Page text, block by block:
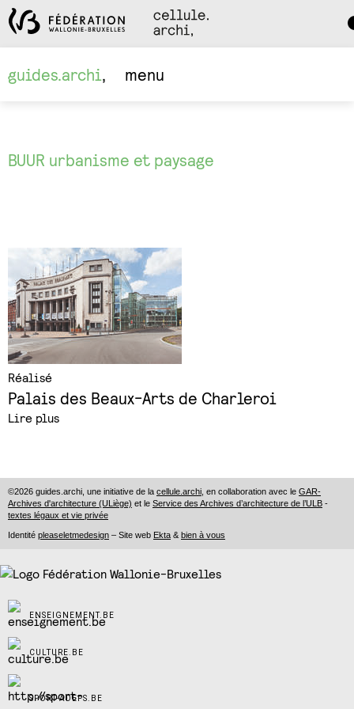
guides.archi
menu
BUUR urbanisme et paysage
Réalisé
Palais des Beaux-Arts de Charleroi
Lire plus
©2026 guides.archi, une initiative de la cellule.archi , en collaboration avec le GAR-
Archives d'architecture (ULiège) et le Service des Archives d’architecture de l’ULB -
textes légaux et vie privée
Identité pleaseletmedesign – Site web Ekta & bien à vous
ENSEIGNEMENT.BE
CULTURE.BE
SPORT-ADEPS.BE